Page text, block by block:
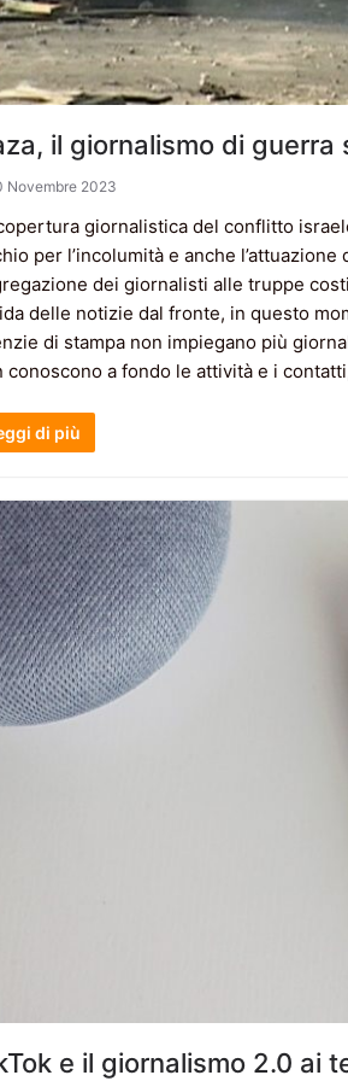
il giornalismo di
Novembre 2023
giornalistica del conflitto
per l’incolumità e anche
dei giornalisti alle truppe
delle notizie dal fronte, in questo
di stampa non impiegano più
conoscono a fondo le attività e i
di più
e il giornalismo 2.0 ai